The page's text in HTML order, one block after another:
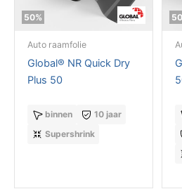
50%
Auto raamfolie
Global® NR Quick Dry
Plus 50
binnen
10 jaar
Supershrink